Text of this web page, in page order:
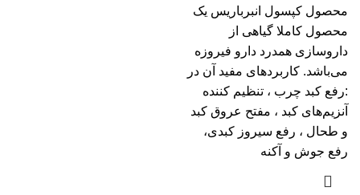
محصول کپسول انبرباریس یک
محصول کاملا گیاهی از
داروسازی همدرد دارو فیروزه
می‌باشد. کاربردهای مفید آن در
:رفع کبد چرب ، تنظیم کننده
آنزیم‌های کبد ، مفتح عروق کبد
و طحال ، رفع سیروز کبدی،
رفع جوش و آکنه